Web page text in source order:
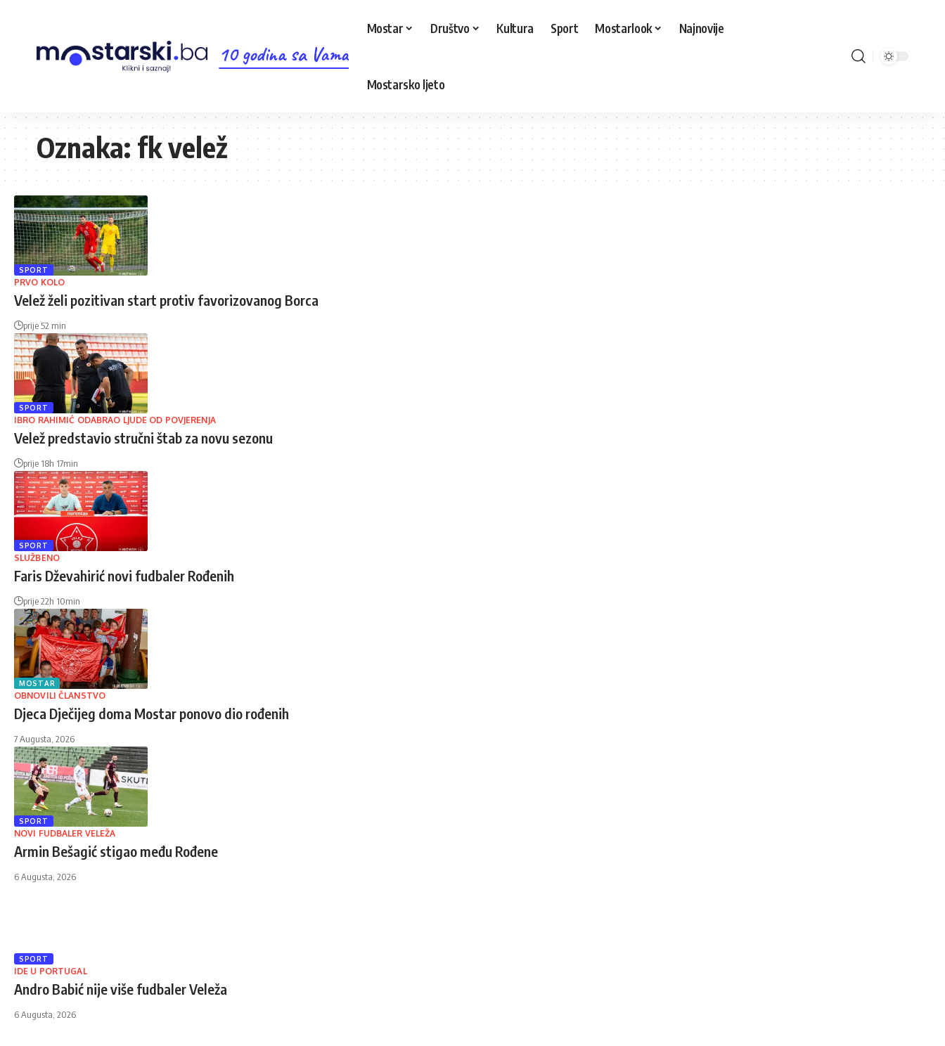
10 godina sa Vama
Mostar Društvo Kultura Sport Mostarlook Najnovije
Mostarsko ljeto
Oznaka:fk velež
SPORT
PRVO KOLO
Velež želi pozitivan start protiv favorizovanog Borca
prije 52 min
SPORT
IBRO RAHIMIĆ ODABRAO LJUDE OD POVJERENJA
Velež predstavio stručni štab za novu sezonu
prije 18h 17min
SPORT
SLUŽBENO
Faris Dževahirić novi fudbaler Rođenih
prije 22h 10min
MOSTAR
OBNOVILI ČLANSTVO
Djeca Dječijeg doma Mostar ponovo dio rođenih
7 Augusta, 2026
SPORT
NOVI FUDBALER VELEŽA
Armin Bešagić stigao među Rođene
6 Augusta, 2026
SPORT
IDE U PORTUGAL
Andro Babić nije više fudbaler Veleža
6 Augusta, 2026